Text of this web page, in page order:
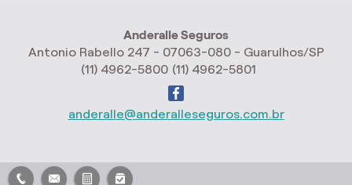
Anderalle Seguros
Antonio Rabello 247 - 07063-080 - Guarulhos/SP
(11) 4962-5800 (11) 4962-5801
anderalle@anderalleseguros.com.br